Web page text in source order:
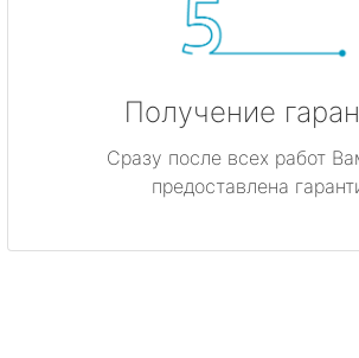
Получение
Сразу после всех работ
предоставлена